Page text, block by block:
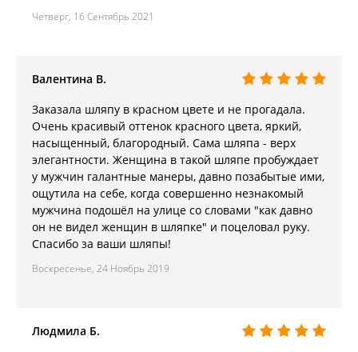
Четверг, 16 Сентябрь 2021
Валентина В.
Заказала шляпу в красном цвете и не прогадала.
Очень красивый оттенок красного цвета, яркий,
насыщенный, благородный. Сама шляпа - верх
элегантности. Женщина в такой шляпе пробуждает
у мужчин галантные манеры, давно позабытые ими,
ощутила на себе, когда совершенно незнакомый
мужчина подошёл на улице со словами "как давно
он не видел женщин в шляпке" и поцеловал руку.
Спасибо за ваши шляпы!
Воскресенье, 24 Ноябрь 2019
Людмила Б.